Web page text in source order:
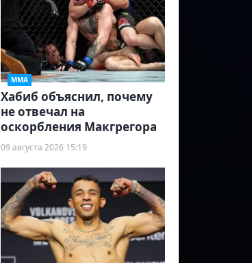
ММА
Хабиб объяснил, почему
не отвечал на
оскорбления Макгрегора
09 августа 2026 15:19